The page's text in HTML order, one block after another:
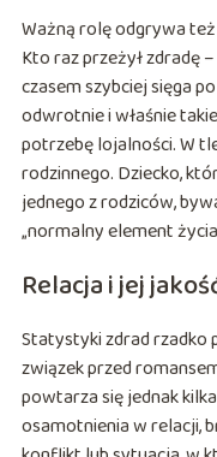
Ważną rolę odgrywa
Kto raz przeżył zdradę
czasem szybciej sięga
odwrotnie i właśnie
potrzebę lojalności. W
rodzinnego. Dziecko,
jednego z rodziców,
„normalny element
Relacja i jej
Statystyki zdrad rzadko
związek przed
powtarza się jednak
osamotnienia w relacji,